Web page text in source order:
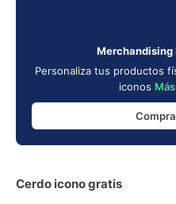
Merchandising
Personaliza tus productos
iconos
Cerdo icono gratis